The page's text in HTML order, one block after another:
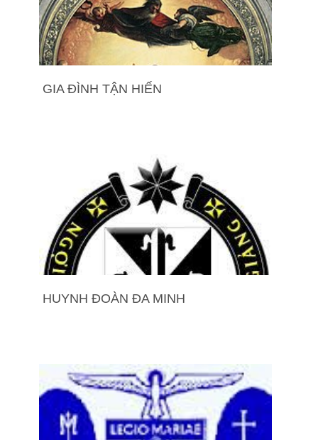
GIA ĐÌNH TẬN HIẾN
HUYNH ĐOÀN ĐA MINH